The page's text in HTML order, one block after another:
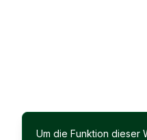
Um die Funktion dieser